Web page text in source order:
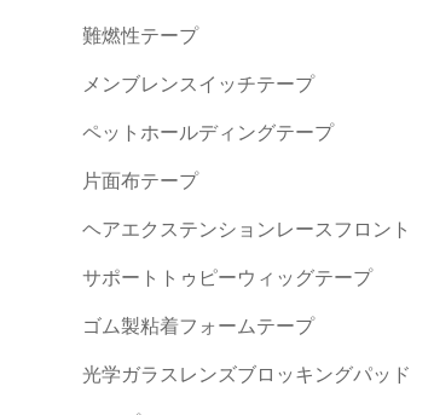
難燃性テープ
メンブレンスイッチテープ
ペットホールディングテープ
片面布テープ
ヘアエクステンションレースフロント
サポートトゥピーウィッグテープ
ゴム製粘着フォームテープ
光学ガラスレンズブロッキングパッド